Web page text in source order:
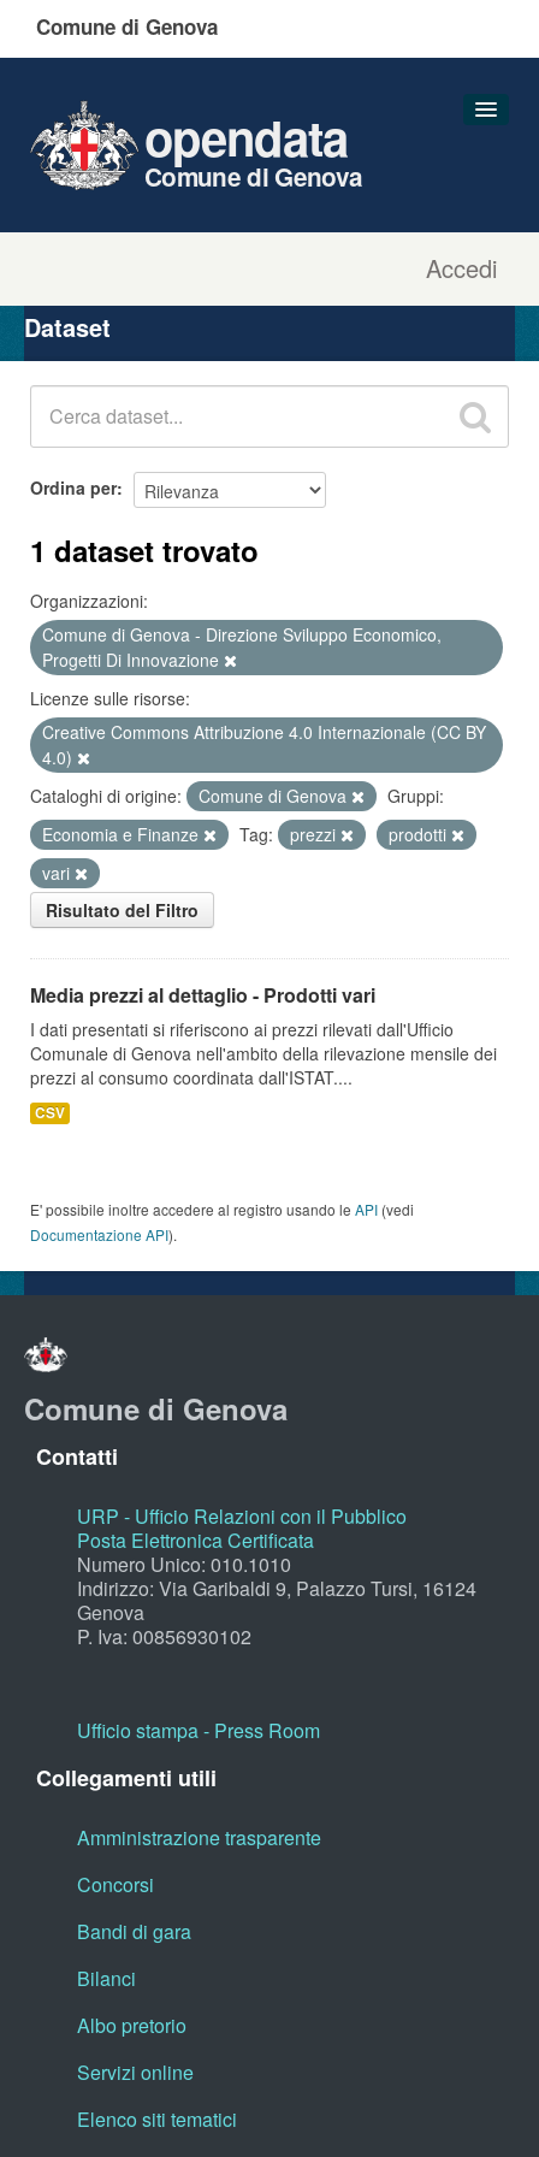
Comune di Genova
Accedi
opendata
Comune di Genova
Organizzazioni
Gruppi
Dataset
Ordina per
1 dataset trovato
Organizzazioni:
Comune di Genova - Direzione Sviluppo Economico,
Progetti Di Innovazione
Licenze sulle risorse:
Creative Commons Attribuzione 4.0 Internazionale (CC BY
4.0)
Cataloghi di origine:
Comune di Genova
Gruppi:
Economia e Finanze
Tag: prezzi
prodotti
vari
Risultato del Filtro
Media prezzi al dettaglio - Prodotti vari
I dati presentati si riferiscono ai prezzi rilevati dall'Ufficio
Comunale di Genova nell'ambito della rilevazione mensile dei
prezzi al consumo coordinata dall'ISTAT....
CSV
E' possibile inoltre accedere al registro usando le API (vedi
Documentazione API).
Comune di Genova
Contatti
URP - Ufficio Relazioni con il Pubblico
Posta Elettronica Certificata
Numero Unico: 010.1010
Indirizzo: Via Garibaldi 9, Palazzo Tursi, 16124
Genova
P. Iva: 00856930102
Ufficio stampa - Press Room
Collegamenti utili
Amministrazione trasparente
Concorsi
Bandi di gara
Bilanci
Albo pretorio
Servizi online
Elenco siti tematici